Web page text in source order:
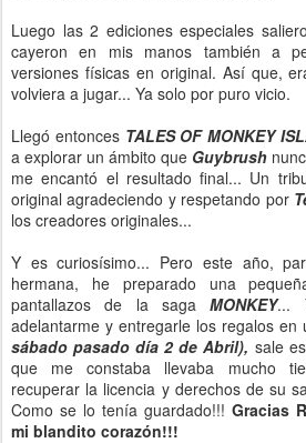
Luego las 2 ediciones especiales
cayeron en mis manos también a
versiones físicas en original. Así que,
volviera a jugar... Ya solo por puro vicio.
Llegó entonces TALES OF MONKEY
a explorar un ámbito que Guybrush
me encantó el resultado final... Un
original agradeciendo y respetando por
los creadores originales...
Y es curiosísimo... Pero este año,
hermana, he preparado una
pantallazos de la sagaMONKEY...
adelantarme y entregarle los regalos en
sábado pasado día 2 de Abril), sale
que me constaba llevaba mucho
recuperar la licencia y derechos de su
Como se lo tenía guardado!!! Gracias
mi blandito corazón!!!